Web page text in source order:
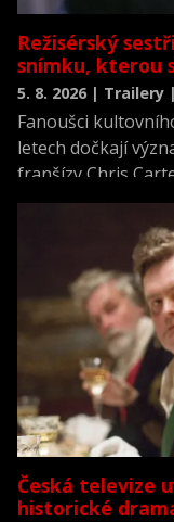
Režisérský
snímku, kterou
5. 8. 2026 | Trailery
Fanoušci
letech dočkají
franšízy Chris
neviděné
Česká televize
historické